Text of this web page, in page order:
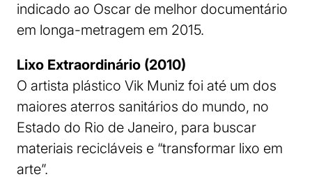
indicado ao Oscar de melhor documentário
em longa-metragem em 2015.
Lixo Extraordinário (2010)
O artista plástico Vik Muniz foi até um dos
maiores aterros sanitários do mundo, no
Estado do Rio de Janeiro, para buscar
materiais recicláveis e “transformar lixo em
arte”.